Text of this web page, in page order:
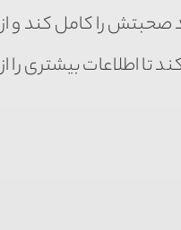
را کامل کند و از
اطلاعات بیشتری را از